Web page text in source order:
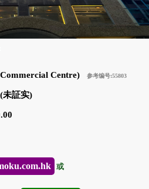
Commercial Centre) 参考编号:55803
未証实)
或